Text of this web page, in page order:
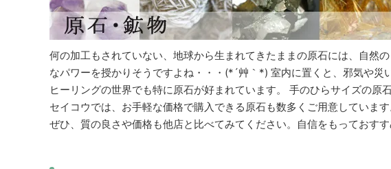
何の加工もされていない、地球から生まれてきたままの原石には、自然
なパワーを授かりそうですよね・・・(*´艸｀*) 室内に置くと、邪気や災
ヒーリングの世界でも特に原石が好まれています。 手のひらサイズの
セイコウでは、お手軽な価格で購入できる原石も数多くご用意しています
ぜひ、質の良さや価格も他店と比べてみてください。自信をもっておすす